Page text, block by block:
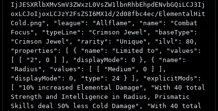
IjJESXRlbXMvSmV3ZWxzL0VsZW1lbnRhbEhpdENvbGQiLCJ3Ij
oxLCJoIjoxLCJzY2FsZSI6MX1d/2d08fbc4ec/ElementalHit
Cold.png", "league": "Allflame", "name": "Combat
Focus", "typeLine": "Crimson Jewel", "baseType":
"Crimson Jewel", "rarity": "Unique", "ilvl": 80,
"properties": [ { "name": "Limited to", "values":
[ [ "2", 0 ] ], "displayMode": 0 }, { "name":
"Radius", "values": [ [ "Medium", 0 ] ],
"displayMode": 0, "type": 24 } ], "explicitMods":
[ "10% increased Elemental Damage", "With 40 total
Strength and Intelligence in Radius, Prismatic
Skills deal 50% less Cold Damage", "With 40 total